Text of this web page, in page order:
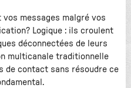
vos messages malgré vos
Logique : ils croulent
déconnectées de leurs
multicanale traditionnelle
de contact sans résoudre ce